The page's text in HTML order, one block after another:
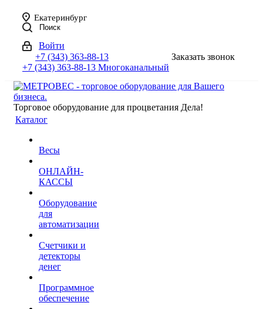
Екатеринбург
Поиск
Войти
+7 (343) 363-88-13
+7 (343) 363-88-13 Многоканальный
Заказать звонок
Торговое оборудование для процветания Дела!
Каталог
Весы
ОНЛАЙН-
КАССЫ
Оборудование
для
автоматизации
Счетчики и
детекторы
денег
Программное
обеспечение